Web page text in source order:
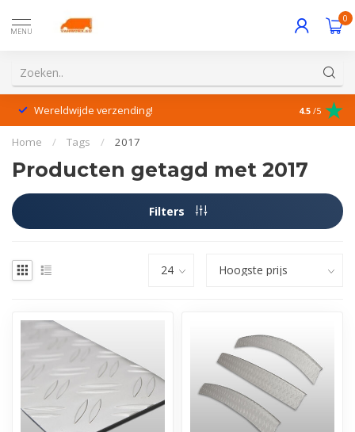
MENU
0
Wereldwijde verzending! 4.5 /5
Home / Tags / 2017
Producten getagd met 2017
Filters